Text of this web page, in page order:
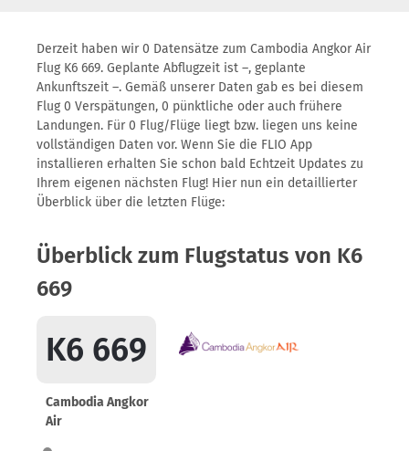
Derzeit haben wir 0 Datensätze zum Cambodia Angkor Air
Flug K6 669. Geplante Abflugzeit ist –, geplante
Ankunftszeit –. Gemäß unserer Daten gab es bei diesem
Flug 0 Verspätungen, 0 pünktliche oder auch frühere
Landungen. Für 0 Flug/Flüge liegt bzw. liegen uns keine
vollständigen Daten vor. Wenn Sie die FLIO App
installieren erhalten Sie schon bald Echtzeit Updates zu
Ihrem eigenen nächsten Flug! Hier nun ein detaillierter
Überblick über die letzten Flüge:
Überblick zum Flugstatus von K6
669
K6 669
Cambodia Angkor
Air